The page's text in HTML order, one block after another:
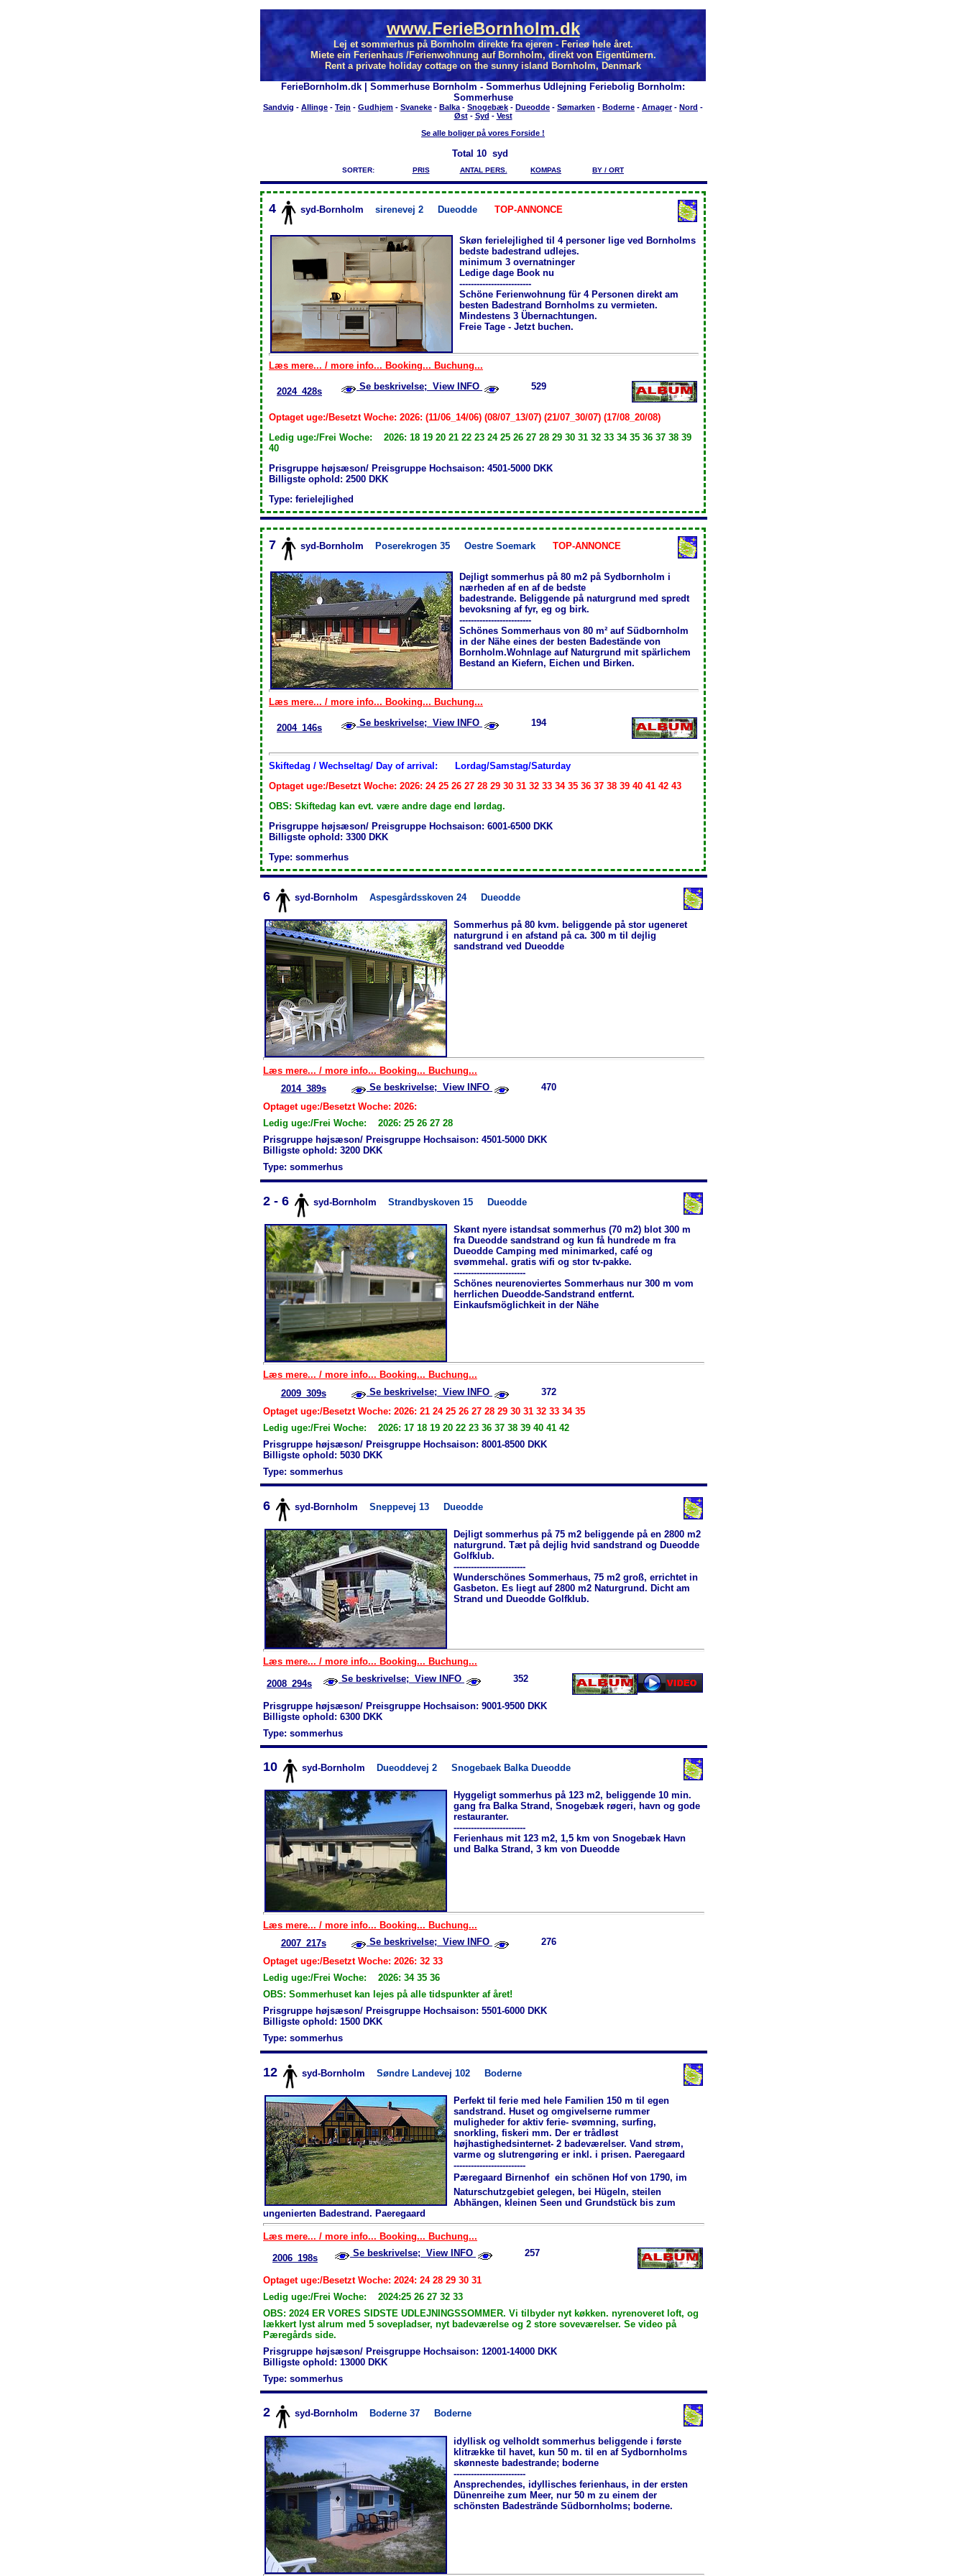
www.FerieBornholm.dk
Lej et sommerhus på Bornholm direkte fra ejeren - Ferieø hele året.
Miete ein Ferienhaus /Ferienwohnung auf Bornholm, direkt von Eigentümern.
Rent a private holiday cottage on the sunny island Bornholm, Denmark
FerieBornholm.dk | Sommerhuse Bornholm - Sommerhus Udlejning Feriebolig Bornholm:
Sommerhuse
Sandvig - Allinge - Tejn - Gudhjem - Svaneke - Balka - Snogebæk - Dueodde - Sømarken - Boderne - Arnager- Nord -
Øst- Syd - Vest
Se alle boliger på vores Forside !
Total 10 syd
SORTER: PRIS ANTAL PERS. KOMPAS BY / ORT
4 syd-Bornholm sirenevej 2 Dueodde TOP-ANNONCE
Skøn ferielejlighed til 4 personer lige ved Bornholms
bedste badestrand udlejes.
minimum 3 overnatninger
Ledige dage Book nu
-------------------------
Schöne Ferienwohnung für 4 Personen direkt am
besten Badestrand Bornholms zu vermieten.
Mindestens 3 Übernachtungen .
Freie Tage - Jetzt buchen.
Læs mere... / more info... Booking... Buchung...
2024_428s Se beskrivelse; View INFO 529
Optaget uge:/Besetzt Woche: 2026: (11/06_14/06) (08/07_13/07) (21/07_30/07) (17/08_20/08)
Ledig uge:/Frei Woche: 2026: 18 19 20 21 22 23 24 25 26 27 28 29 30 31 32 33 34 35 36 37 38 39
40
Prisgruppe højsæson/ Preisgruppe Hochsaison: 4501-5000 DKK
Billigste ophold: 2500 DKK
Type: ferielejlighed
7 syd-Bornholm Poserekrogen 35 Oestre Soemark TOP-ANNONCE
Dejligt sommerhus på 80 m2 på Sydbornholm i
nærheden af en af de bedste
badestrande. Beliggende på naturgrund med spredt
bevoksning af fyr, eg og birk.
-------------------------
Schönes Sommerhaus von 80 m² auf Südbornholm
in der Nähe eines der besten Badestände von
Bornholm.Wohnlage auf Naturgrund mit spärlichem
Bestand an Kiefern, Eichen und Birken.
Læs mere... / more info... Booking... Buchung...
2004_146s Se beskrivelse; View INFO 194
Skiftedag / Wechseltag/ Day of arrival:
Lordag/Samstag/Saturday
Optaget uge:/Besetzt Woche: 2026: 24 25 26 27 28 29 30 31 32 33 34 35 36 37 38 39 40 41 42 43
OBS: Skiftedag kan evt. være andre dage end lørdag.
Prisgruppe højsæson/ Preisgruppe Hochsaison: 6001-6500 DKK
Billigste ophold: 3300 DKK
Type: sommerhus
6 syd-Bornholm Aspesgårdsskoven 24 Dueodde
Sommerhus på 80 kvm. beliggende på stor ugeneret
naturgrund i en afstand på ca. 300 m til dejlig
sandstrand ved Dueodde
Læs mere... / more info... Booking... Buchung...
2014_389s
Se beskrivelse; View INFO
470
Optaget uge:/Besetzt Woche: 2026:
Ledig uge:/Frei Woche: 2026: 25 26 27 28
Prisgruppe højsæson/ Preisgruppe Hochsaison: 4501-5000 DKK
Billigste ophold: 3200 DKK
Type: sommerhus
2 - 6 syd-Bornholm Strandbyskoven 15 Dueodde
Skønt nyere istandsat sommerhus (70 m2) blot 300 m
fra Dueodde sandstrand og kun få hundrede m fra
Dueodde Camping med minimarked, café og
svømmehal. gratis wifi og stor tv-pakke.
-------------------------
Schönes neurenoviertes Sommerhaus nur 300 m vom
herrlichen Dueodde-Sandstrand entfernt.
Einkaufsmöglichkeit in der Nähe
Læs mere... / more info... Booking... Buchung...
2009_309s
Se beskrivelse; View INFO
372
Optaget uge:/Besetzt Woche: 2026: 21 24 25 26 27 28 29 30 31 32 33 34 35
Ledig uge:/Frei Woche: 2026: 17 18 19 20 22 23 36 37 38 39 40 41 42
Prisgruppe højsæson/ Preisgruppe Hochsaison: 8001-8500 DKK
Billigste ophold: 5030 DKK
Type: sommerhus
6 syd-Bornholm Sneppevej 13 Dueodde
Dejligt sommerhus på 75 m2 beliggende på en 2800 m2
naturgrund. Tæt på dejlig hvid sandstrand og Dueodde
Golfklub.
-------------------------
Wunderschönes Sommerhaus, 75 m2 groß, errichtet in
Gasbeton. Es liegt auf 2800 m2 Naturgrund. Dicht am
Strand und Dueodde Golfklub.
Læs mere... / more info... Booking... Buchung...
2008_294s Se beskrivelse; View INFO 352
Prisgruppe højsæson/ Preisgruppe Hochsaison: 9001-9500 DKK
Billigste ophold: 6300 DKK
Type: sommerhus
10 syd-Bornholm Dueoddevej 2 Snogebaek Balka Dueodde
Hyggeligt sommerhus på 123 m2, beliggende 10 min.
gang fra Balka Strand, Snogebæk røgeri, havn og gode
restauranter.
-------------------------
Ferienhaus mit 123 m2, 1,5 km von Snogebæk Havn
und Balka Strand, 3 km von Dueodde
Læs mere... / more info... Booking... Buchung...
2007_217s
Se beskrivelse; View INFO
276
Optaget uge:/Besetzt Woche: 2026: 32 33
Ledig uge:/Frei Woche: 2026: 34 35 36
OBS: Sommerhuset kan lejes på alle tidspunkter af året!
Prisgruppe højsæson/ Preisgruppe Hochsaison: 5501-6000 DKK
Billigste ophold: 1500 DKK
Type: sommerhus
12 syd-Bornholm Søndre Landevej 102 Boderne
Perfekt til ferie med hele Familien 150 m til egen
sandstrand. Huset og omgivelserne rummer
muligheder for aktiv ferie- svømning, surfing,
snorkling, fiskeri mm. Der er trådløst
højhastighedsinternet- 2 badeværelser. Vand strøm,
varme og slutrengøring er inkl. i prisen. Paeregaard
-------------------------
Pæregaard Birnenhof  ein schönen Hof von 1790, im
Naturschutzgebiet gelegen, bei Hügeln, steilen
Abhängen, kleinen Seen und Grundstück bis zum
ungenierten Badestrand. Paeregaard
Læs mere... / more info... Booking... Buchung...
2006_198s
Se beskrivelse; View INFO 257
Optaget uge:/Besetzt Woche: 2024: 24 28 29 30 31
Ledig uge:/Frei Woche: 2024:25 26 27 32 33
OBS: 2024 ER VORES SIDSTE UDLEJNINGSSOMMER. Vi tilbyder nyt køkken. nyrenoveret loft, og
lækkert lyst alrum med 5 sovepladser, nyt badeværelse og 2 store soveværelser. Se video på
Pæregårds side.
Prisgruppe højsæson/ Preisgruppe Hochsaison: 12001-14000 DKK
Billigste ophold: 13000 DKK
Type: sommerhus
2 syd-Bornholm Boderne 37 Boderne
idyllisk og velholdt sommerhus beliggende i første
klitrække til havet, kun 50 m. til en af Sydbornholms
skønneste badestrande; boderne
-------------------------
Ansprechendes, idyllisches ferienhaus, in der ersten
Dünenreihe zum Meer, nur 50 m zu einem der
schönsten Badestrände Südbornholms; boderne.